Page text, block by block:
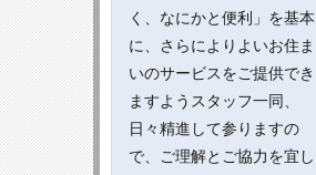
く、なにかと便利」を基本
に、さらによりよいお住ま
いのサービスをご提供でき
ますようスタッフ一同、
日々精進して参りますの
で、ご理解とご協力を宜し